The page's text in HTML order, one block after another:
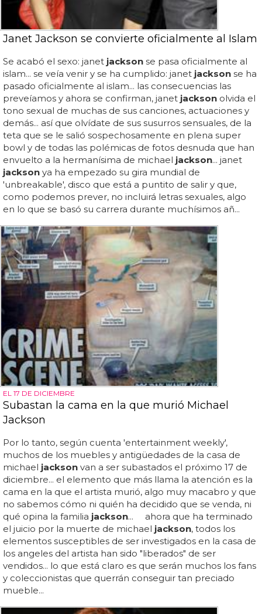
Janet Jackson se convierte oficialmente al Islam
Se acabó el sexo: janet jackson se pasa oficialmente al
islam... se veía venir y se ha cumplido: janet jackson se ha
pasado oficialmente al islam... las consecuencias las
preveíamos y ahora se confirman, janet jackson olvida el
tono sexual de muchas de sus canciones, actuaciones y
demás... así que olvídate de sus susurros sensuales, de la
teta que se le salió sospechosamente en plena super
bowl y de todas las polémicas de fotos desnuda que han
envuelto a la hermanísima de michael jackson... janet
jackson ya ha empezado su gira mundial de
'unbreakable', disco que está a puntito de salir y que,
como podemos prever, no incluirá letras sexuales, algo
en lo que se basó su carrera durante muchísimos añ...
EL 17 DE DICIEMBRE
Subastan la cama en la que murió Michael
Jackson
Por lo tanto, según cuenta 'entertainment weekly',
muchos de los muebles y antigüedades de la casa de
michael jackson van a ser subastados el próximo 17 de
diciembre... el elemento que más llama la atención es la
cama en la que el artista murió, algo muy macabro y que
no sabemos cómo ni quién ha decidido que se venda, ni
qué opina la familia jackson... ahora que ha terminado
el juicio por la muerte de michael jackson, todos los
elementos susceptibles de ser investigados en la casa de
los angeles del artista han sido "liberados" de ser
vendidos... lo que está claro es que serán muchos los fans
y coleccionistas que querrán conseguir tan preciado
mueble...